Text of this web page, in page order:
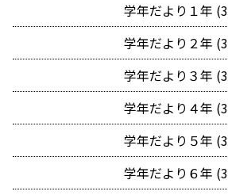
学年だより１年
学年だより２年
学年だより３年
学年だより４年
学年だより５年
学年だより６年